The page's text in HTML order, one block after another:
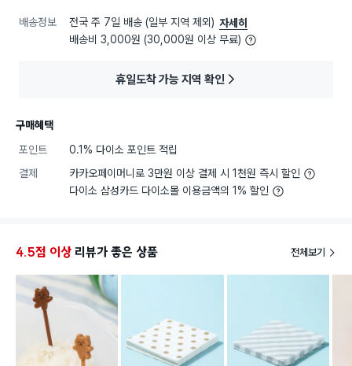
배송정보 전국 주 7일 배송 (일부 지역 제외) 자세히
배송비 3,000원 (30,000원 이상 무료)
휴일도착 가능 지역 확인
구매혜택
포인트
0.1% 다이소 포인트 적립
결제
카카오페이머니로 3만원 이상 결제 시 1천원 즉시 할인
다이소 삼성카드 다이소몰 이용금액의 1% 할인
4.5점 이상 리뷰가 좋은 상품 전체보기